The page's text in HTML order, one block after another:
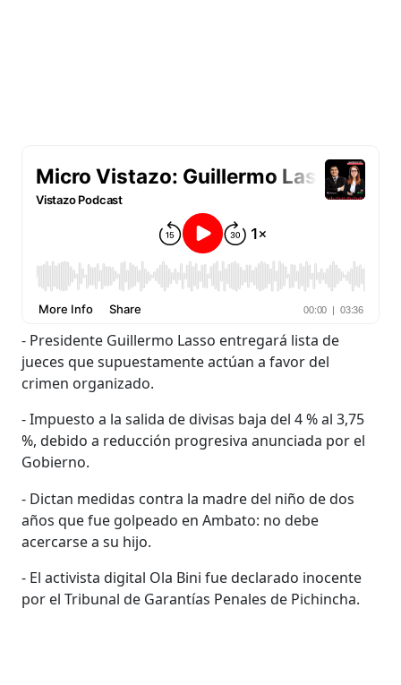
- Presidente Guillermo Lasso entregará lista de
jueces que supuestamente actúan a favor del
crimen organizado.
- Impuesto a la salida de divisas baja del 4 % al 3,75
%, debido a reducción progresiva anunciada por el
Gobierno.
- Dictan medidas contra la madre del niño de dos
años que fue golpeado en Ambato: no debe
acercarse a su hijo.
- El activista digital Ola Bini fue declarado inocente
por el Tribunal de Garantías Penales de Pichincha.